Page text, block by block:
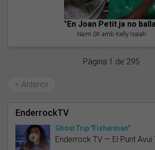
"En Joan Petit ja no
Naim SK amb Kelly Isaiah
Pàgina 1 de 295
< Anterior
EnderrockTV
Ghost Trip "Fisherman"
Enderrock TV — El Punt Avui